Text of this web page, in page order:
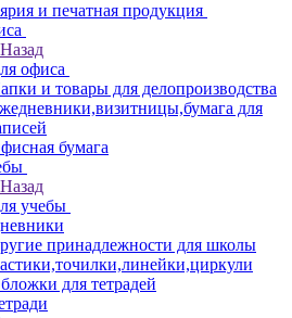
и печатная продукция
Назад
офиса
и товары для делопроизводства
для
бумага
Назад
учебы
принадлежности для школы
для тетрадей